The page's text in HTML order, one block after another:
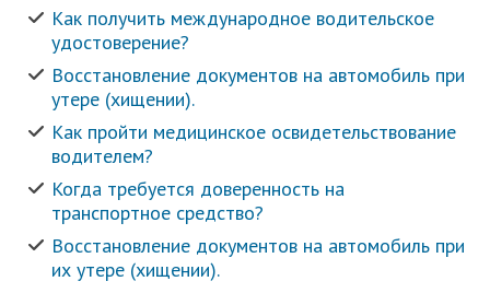
Как получить международное водительское
удостоверение?
Восстановление документов на автомобиль при
утере (хищении).
Как пройти медицинское освидетельствование
водителем?
Когда требуется доверенность на
транспортное средство?
Восстановление документов на автомобиль при
их утере (хищении).